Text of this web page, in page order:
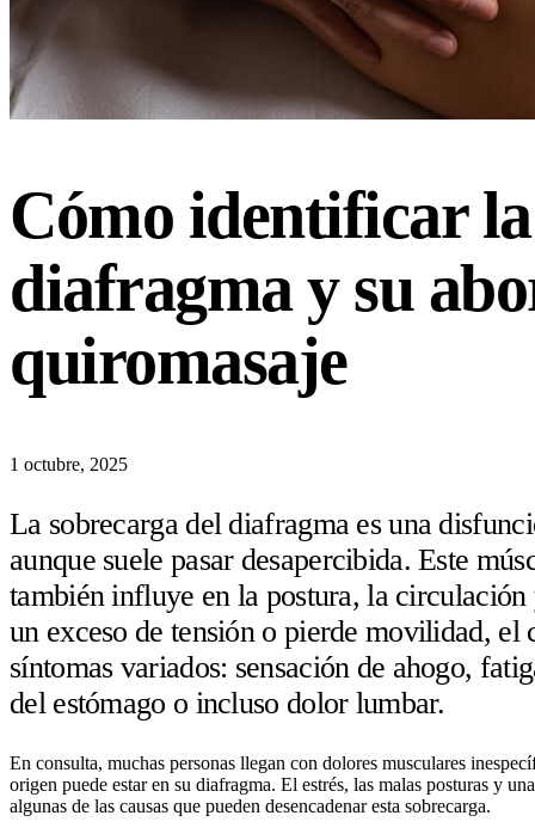
Cómo identificar
diafragma y su
quiromasaje
1 octubre, 2025
La sobrecarga del diafragma es una
aunque suele pasar desapercibida. Este
también influye en la postura, la
un exceso de tensión o pierde movilidad,
síntomas variados: sensación de ahogo,
del estómago o incluso dolor lumbar.
En consulta, muchas personas llegan con dolores musculares
origen puede estar en su diafragma. El estrés, las malas posturas y
algunas de las causas que pueden desencadenar esta sobrecarga.